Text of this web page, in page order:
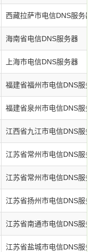
西藏拉萨市电信DNS服务器
海南省电信DNS服务器
上海市电信DNS服务器
福建省福州市电信DNS服务
福建省泉州市电信DNS服务
江西省九江市电信DNS服务
江苏省常州市电信DNS服务
江苏省常州市电信DNS服务
江苏省扬州市电信DNS服务
江苏省南通市电信DNS服务
江苏省盐城市电信DNS服务